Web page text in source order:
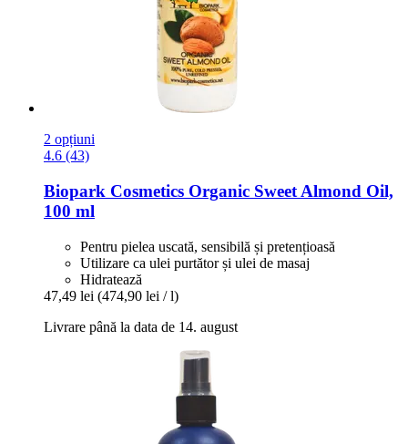
2 opțiuni
4.6 (43)
Biopark Cosmetics Organic Sweet Almond Oil,
100 ml
Pentru pielea uscată, sensibilă și pretențioasă
Utilizare ca ulei purtător și ulei de masaj
Hidratează
47,49 lei (474,90 lei / l)
Livrare până la data de 14. august